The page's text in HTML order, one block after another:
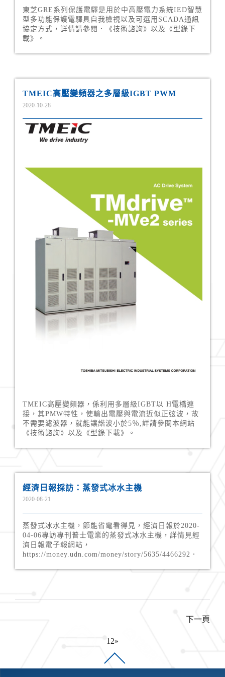
東芝GRE系列保護電驛是用於中高壓電力系統IED智慧
型多功能保護電驛具自我檢視以及可選用SCADA通訊
協定方式，詳情請參閱．《技術諮詢》以及《型錄下
載》。
2020-10-28
TMEIC高壓變頻器之多層級IGBT PWM
TMEIC高壓變頻器，係利用多層級IGBT以 H電橋連
接，其PMW特性，使輸出電壓與電流近似正弦波，故
不需要濾波器，就能讓諧波小於5％,詳請參閱本網站
《技術諮詢》以及《型錄下載》。
2020-08-21
經濟日報採訪：蒸發式冰水主機
蒸發式冰水主機，節能省電看得見，經濟日報於2020-
04-06專訪專刊普士電業的蒸發式冰水主機，詳情見經
濟日報電子報網站，
https://money.udn.com/money/story/5635/4466292．
下一頁
1 2»